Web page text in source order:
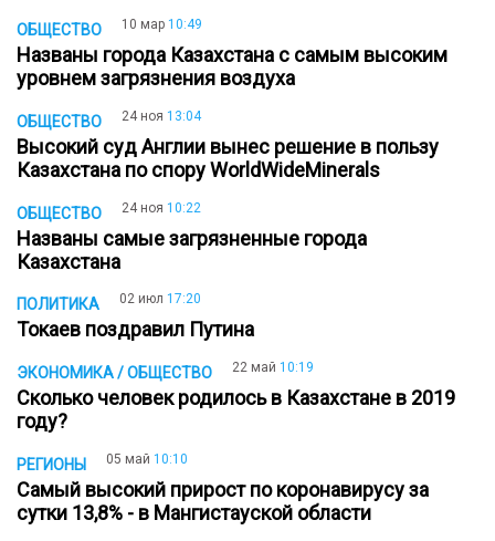
ОБЩЕСТВО 10 мар 10:49
Названы города Казахстана с самым высоким
уровнем загрязнения воздуха
ОБЩЕСТВО 24 ноя 13:04
Высокий суд Англии вынес решение в пользу
Казахстанa по спору WorldWideMinerals
ОБЩЕСТВО 24 ноя 10:22
Названы самые загрязненные города
Казахстана
ПОЛИТИКА 02 июл 17:20
Токаев поздравил Путина
ЭКОНОМИКА / ОБЩЕСТВО 22 май 10:19
Сколько человек родилось в Казахстане в 2019
году?
РЕГИОНЫ 05 май 10:10
Самый высокий прирост по коронавирусу за
сутки 13,8% - в Мангистауской области